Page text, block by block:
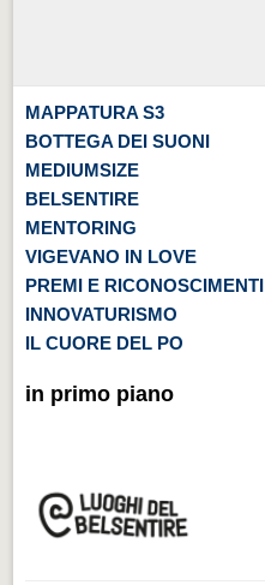
MAPPATURA S3
BOTTEGA DEI SUONI
MEDIUMSIZE
BELSENTIRE
MENTORING
VIGEVANO IN LOVE
PREMI E RICONOSCIMENTI
INNOVATURISMO
IL CUORE DEL PO
in primo piano